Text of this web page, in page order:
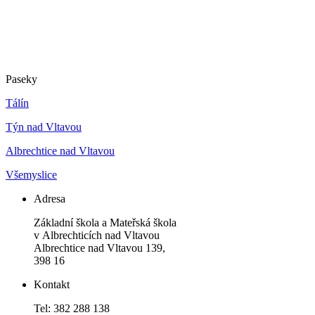
Paseky
Tálín
Týn nad Vltavou
Albrechtice nad Vltavou
Všemyslice
Adresa
Základní škola a Mateřská škola
v Albrechticích nad Vltavou
Albrechtice nad Vltavou 139,
398 16
Kontakt
Tel: 382 288 138